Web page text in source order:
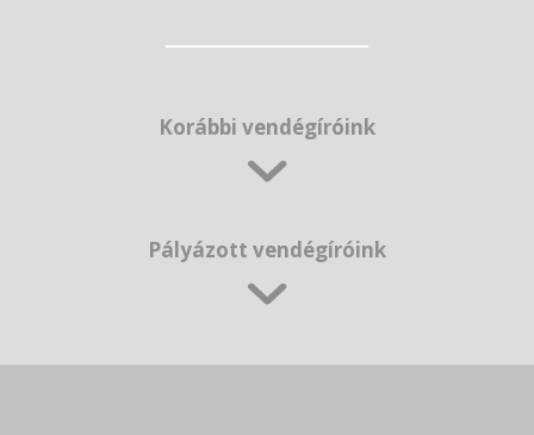
Korábbi vendégíróink
Pályázott vendégíróink